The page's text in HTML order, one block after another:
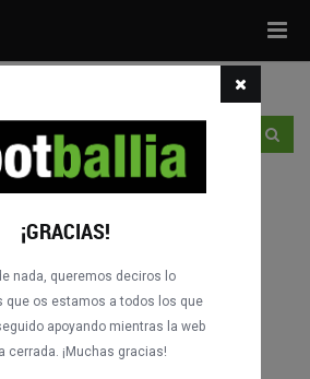
¡GRACIAS!
nada, queremos deciros lo
que os estamos a todos los que
apoyando mientras la web
cerrada. ¡Muchas gracias!